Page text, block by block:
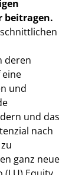
beitragen.
deren
und
und das
nach
ganz neue